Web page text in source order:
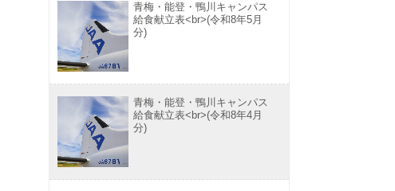
青梅・能登・鴨川キャンパス
給食献立表<br>(令和8年5月
分)
青梅・能登・鴨川キャンパス
給食献立表<br>(令和8年4月
分)